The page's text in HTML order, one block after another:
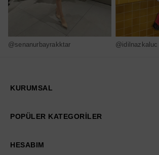
@senanurbayrakktar @idilnazkaluc
KURUMSAL
POPÜLER KATEGORİLER
HESABIM